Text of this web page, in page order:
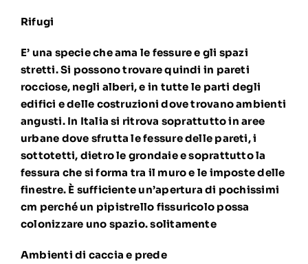
Rifugi
E’ una specie che ama le fessure e gli spazi
stretti. Si possono trovare quindi in pareti
rocciose, negli alberi, e in tutte le parti degli
edifici e delle costruzioni dove trovano ambienti
angusti. In Italia si ritrova soprattutto in aree
urbane dove sfrutta le fessure delle pareti, i
sottotetti, dietro le grondaie e soprattutto la
fessura che si forma tra il muro e le imposte delle
finestre. È sufficiente un’apertura di pochissimi
cm perché un pipistrello fissuricolo possa
colonizzare uno spazio. solitamente
Ambienti di caccia e prede